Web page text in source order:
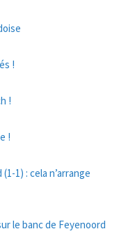
!
!
!
1) : cela n’arrange
le banc de Feyenoord